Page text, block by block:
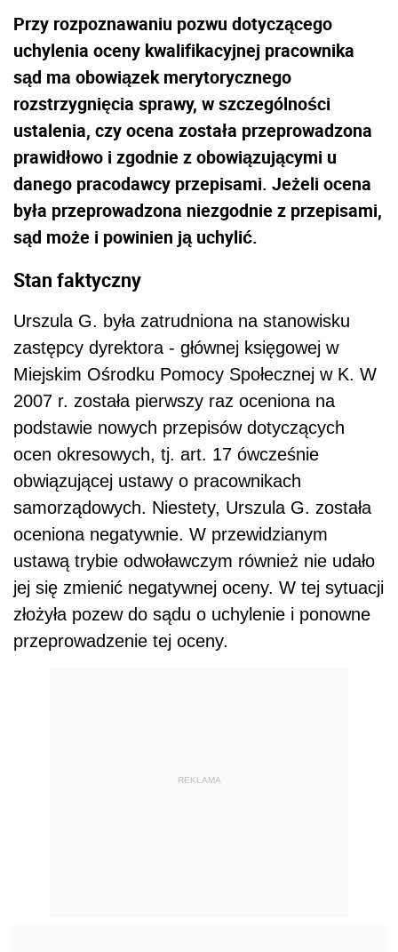
Przy rozpoznawaniu pozwu dotyczącego
uchylenia oceny kwalifikacyjnej pracownika
sąd ma obowiązek merytorycznego
rozstrzygnięcia sprawy, w szczególności
ustalenia, czy ocena została przeprowadzona
prawidłowo i zgodnie z obowiązującymi u
danego pracodawcy przepisami. Jeżeli ocena
była przeprowadzona niezgodnie z przepisami,
sąd może i powinien ją uchylić.
Stan faktyczny
Urszula G. była zatrudniona na stanowisku
zastępcy dyrektora - głównej księgowej w
Miejskim Ośrodku Pomocy Społecznej w K. W
2007 r. została pierwszy raz oceniona na
podstawie nowych przepisów dotyczących
ocen okresowych, tj. art. 17 ówcześnie
obwiązującej ustawy o pracownikach
samorządowych. Niestety, Urszula G. została
oceniona negatywnie. W przewidzianym
ustawą trybie odwoławczym również nie udało
jej się zmienić negatywnej oceny. W tej sytuacji
złożyła pozew do sądu o uchylenie i ponowne
przeprowadzenie tej oceny.
REKLAMA